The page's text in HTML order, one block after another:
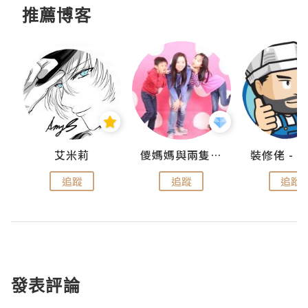
推薦博客
艾米莉
追蹤
儍媽媽與兩隻小魔怪之家
追蹤 追蹤
發表評論